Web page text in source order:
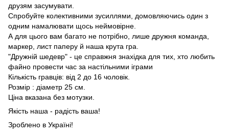
друзям засумувати.
Спробуйте колективними зусиллями, домовляючись один з
одним намалювати щось неймовірне.
А для цього вам багато не потрібно, лише дружня команда,
маркер, лист паперу й наша крута гра.
"Дружній шедевр" - це справжня знахідка для тих, хто любить
файно провести час за настільними іграми
Кількість гравців: від 2 до 16 чоловік.
Розмір : діаметр 25 см.
Ціна вказана без мотузки.
Якість наша - радість ваша!
Зроблено в Україні!